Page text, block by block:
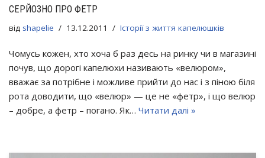
СЕРЙОЗНО ПРО ФЕТР
від shapelie 13.12.2011 Історії з життя капелюшків
Чомусь кожен, хто хоча б раз десь на ринку чи в магазині
почув, що дорогі капелюхи називають «велюром»,
вважає за потрібне і можливе прийти до нас і з піною біля
рота доводити, що «велюр» — це не «фетр», і що велюр
– добре, а фетр – погано. Як… Читати далі »